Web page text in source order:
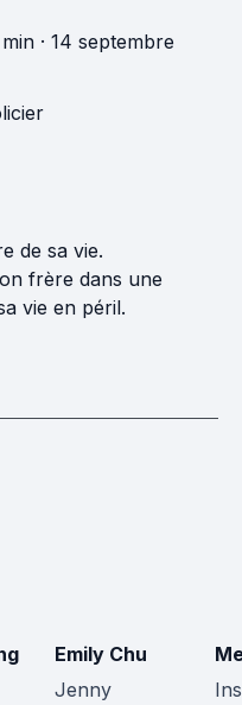
min · 14 septembre
de sa vie.
frère dans une
vie en péril.
Emily Chu
Jenny